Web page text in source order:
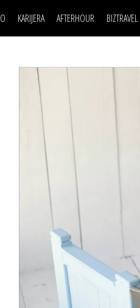
KARIJERA
LJUDI (HR)
MOJ UGAO
USAVRŠAVANJE
KNOW-HOW
AFTERHOUR
KNJIGE
AUTO SVET
STIL
WELLBEING
BIZTRAVEL
POSAO
MOJ UGAO
USAVRŠAVANJE
KNOW-HOW
FILM I SCENA
AUTO SVET
WELLBEING